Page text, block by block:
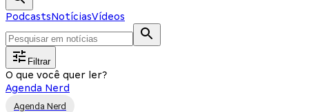
PodcastsNotíciasVídeos
Filtrar
O que você quer ler?
Agenda Nerd
Agenda Nerd